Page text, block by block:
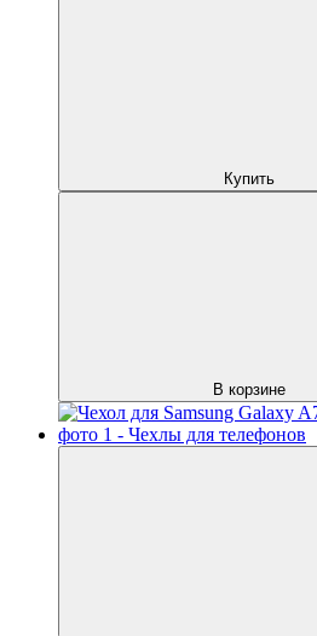
Купить
В корзине